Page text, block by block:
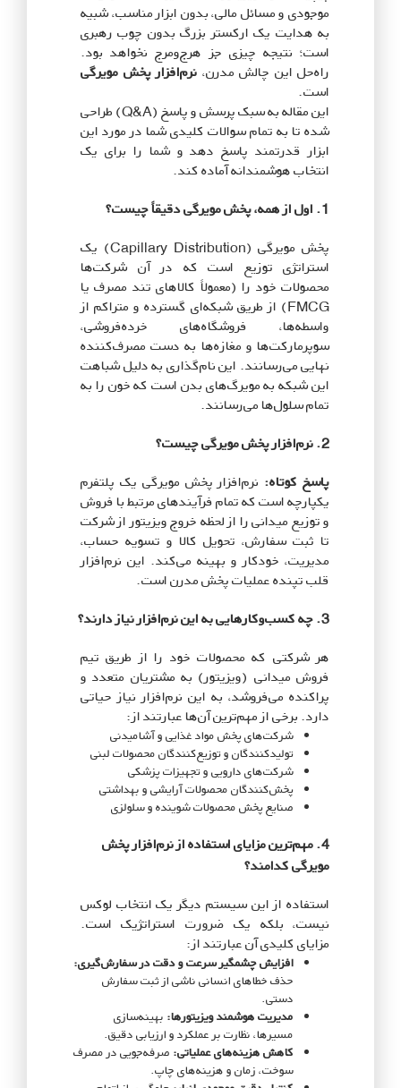
موجودی و مسائل مالی، بدون ابزار مناسب، شبیه
به هدایت یک ارکستر بزرگ بدون چوب رهبری
است؛ نتیجه چیزی جز هرج‌ومرج نخواهد بود.
راه‌حل این چالش مدرن، نرم‌افزار پخش مویرگی
است.
این مقاله به سبک پرسش و پاسخ (Q&A) طراحی
شده تا به تمام سوالات کلیدی شما در مورد این
ابزار قدرتمند پاسخ دهد و شما را برای یک
انتخاب هوشمندانه آماده کند.
1. اول از همه، پخش مویرگی دقیقاً چیست؟
پخش مویرگی (Capillary Distribution) یک
استراتژی توزیع است که در آن شرکت‌ها
محصولات خود را (معمولاً کالاهای تند مصرف یا
FMCG) از طریق شبکه‌ای گسترده و متراکم از
واسطه‌ها، فروشگاه‌های خرده‌فروشی،
سوپرمارکت‌ها و مغازه‌ها به دست مصرف‌کننده
نهایی می‌رسانند. این نام‌گذاری به دلیل شباهت
این شبکه به مویرگ‌های بدن است که خون را به
تمام سلول‌ها می‌رسانند.
2. نرم‌افزار پخش مویرگی چیست؟
پاسخ کوتاه:نرم‌افزار پخش مویرگی یک پلتفرم
یکپارچه است که تمام فرآیندهای مرتبط با فروش
و توزیع میدانی را از لحظه خروج ویزیتور از شرکت
تا ثبت سفارش، تحویل کالا و تسویه حساب،
مدیریت، خودکار و بهینه می‌کند. این نرم‌افزار
قلب تپنده عملیات پخش مدرن است.
3. چه کسب‌وکارهایی به این نرم‌افزار نیاز دارند؟
هر شرکتی که محصولات خود را از طریق تیم
فروش میدانی (ویزیتور) به مشتریان متعدد و
پراکنده می‌فروشد، به این نرم‌افزار نیاز حیاتی
دارد. برخی از مهم‌ترین آن‌ها عبارتند از:
شرکت‌های پخش مواد غذایی و آشامیدنی
تولیدکنندگان و توزیع‌کنندگان محصولات لبنی
شرکت‌های دارویی و تجهیزات پزشکی
پخش‌کنندگان محصولات آرایشی و بهداشتی
صنایع پخش محصولات شوینده و سلولزی
4. مهم‌ترین مزایای استفاده از نرم‌افزار پخش
مویرگی کدامند؟
استفاده از این سیستم دیگر یک انتخاب لوکس
نیست، بلکه یک ضرورت استراتژیک است.
مزایای کلیدی آن عبارتند از:
افزایش چشمگیر سرعت و دقت در سفارش‌گیری:
حذف خطاهای انسانی ناشی از ثبت سفارش
دستی.
مدیریت هوشمند ویزیتورها:بهینه‌سازی
مسیرها، نظارت بر عملکرد و ارزیابی دقیق.
کاهش هزینه‌های عملیاتی:صرفه‌جویی در مصرف
سوخت، زمان و هزینه‌های چاپ.